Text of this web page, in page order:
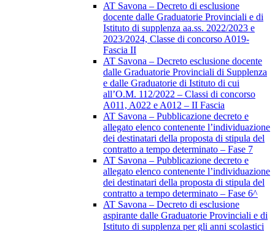
AT Savona – Decreto di esclusione
docente dalle Graduatorie Provinciali e di
Istituto di supplenza aa.ss. 2022/2023 e
2023/2024, Classe di concorso A019-
Fascia II
AT Savona – Decreto esclusione docente
dalle Graduatorie Provinciali di Supplenza
e dalle Graduatorie di Istituto di cui
all’O.M. 112/2022 – Classi di concorso
A011, A022 e A012 – II Fascia
AT Savona – Pubblicazione decreto e
allegato elenco contenente l’individuazione
dei destinatari della proposta di stipula del
contratto a tempo determinato – Fase 7
AT Savona – Pubblicazione decreto e
allegato elenco contenente l’individuazione
dei destinatari della proposta di stipula del
contratto a tempo determinato – Fase 6^
AT Savona – Decreto di esclusione
aspirante dalle Graduatorie Provinciali e di
Istituto di supplenza per gli anni scolastici